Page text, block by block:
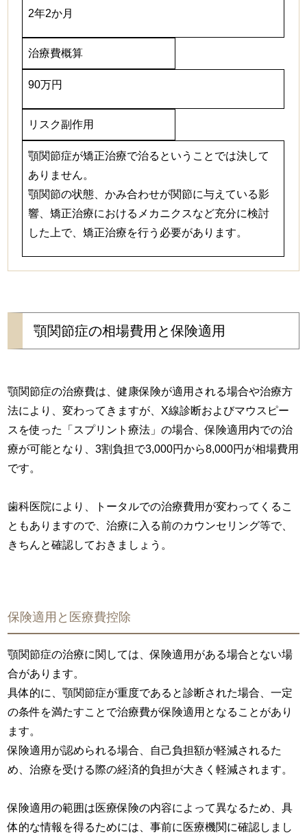
2年2か月
治療費概算
90万円
リスク副作用
顎関節症が矯正治療で治るということでは決して
ありません。
顎関節の状態、かみ合わせが関節に与えている影
響、矯正治療におけるメカニクスなど充分に検討
した上で、矯正治療を行う必要があります。
顎関節症の相場費用と保険適用
顎関節症の治療費は、健康保険が適用される場合や治療方
法により、変わってきますが、X線診断およびマウスピー
スを使った「スプリント療法」の場合、保険適用内での治
療が可能となり、3割負担で3,000円から8,000円が相場費用
です。
歯科医院により、トータルでの治療費用が変わってくるこ
ともありますので、治療に入る前のカウンセリング等で、
きちんと確認しておきましょう。
保険適用と医療費控除
顎関節症の治療に関しては、保険適用がある場合とない場
合があります。
具体的に、顎関節症が重度であると診断された場合、一定
の条件を満たすことで治療費が保険適用となることがあり
ます。
保険適用が認められる場合、自己負担額が軽減されるた
め、治療を受ける際の経済的負担が大きく軽減されます。
保険適用の範囲は医療保険の内容によって異なるため、具
体的な情報を得るためには、事前に医療機関に確認しまし